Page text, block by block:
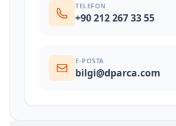
TELEFON
+90 212 267 33 55
E-POSTA
bilgi@dparca.com